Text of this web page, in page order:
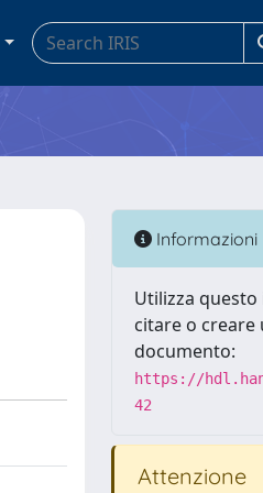
Informazioni
Utilizza
citare o creare
documento:
https://
42
Attenzione